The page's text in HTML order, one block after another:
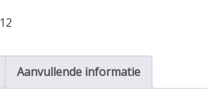
Aanvullende informatie